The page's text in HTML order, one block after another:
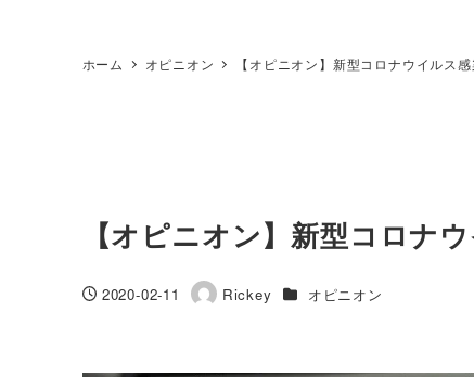
ホーム オピニオン 【オピニオン】新型コロナウイルス
【オピニオン】新型コロナ
投稿日
2020-02-11
著
Rickey カテゴリー
オピニオン